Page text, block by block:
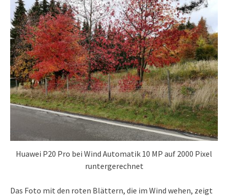
Huawei P20 Pro bei Wind Automatik 10 MP auf 2000 Pixel
runtergerechnet
Das Foto mit den roten Blättern, die im Wind wehen, zeigt